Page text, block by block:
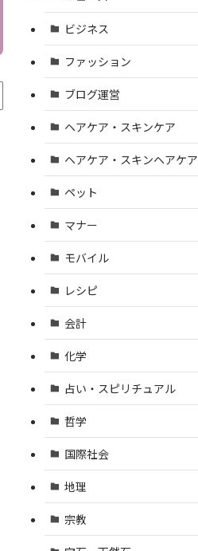
ビジネス
ファッション
ブログ運営
ヘアケア・スキンケア
ヘアケア・スキンヘアケア
ペット
マナー
モバイル
レシピ
会計
化学
占い・スピリチュアル
哲学
国際社会
地理
宗教